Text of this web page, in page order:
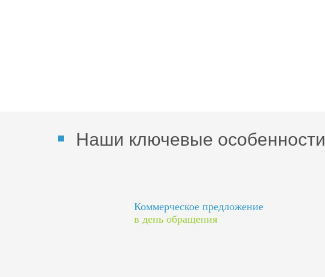
Наши ключевые особенности
Коммерческое предложение
в день обращения